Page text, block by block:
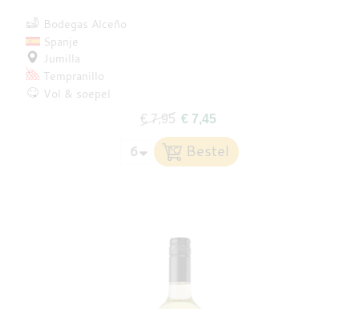
Bodegas Alceño
Spanje
Jumilla
Tempranillo
Vol & soepel
€ 7,95 € 7,45